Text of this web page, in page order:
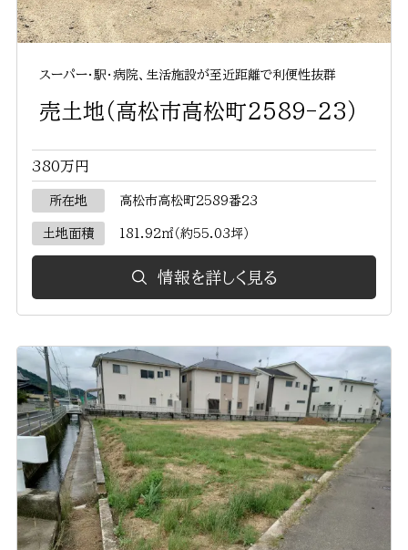
スーパー・駅・病院、生活施設が至近距離で利便性抜群
売土地（高松市高松町2589-23）
380万円
所在地 高松市高松町2589番23
土地面積 181.92㎡（約55.03坪）
情報を詳しく見る